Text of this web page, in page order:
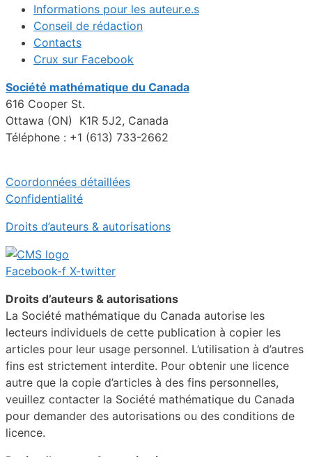
Informations pour les auteur.e.s
Conseil de rédaction
Contacts
Crux sur Facebook
Société mathématique du Canada
616 Cooper St.
Ottawa (ON) K1R 5J2, Canada
Téléphone : +1 (613) 733-2662
Coordonnées détaillées
Confidentialité
Droits d’auteurs & autorisations
Facebook-f X-twitter
Droits d’auteurs & autorisations
La Société mathématique du Canada autorise les
lecteurs individuels de cette publication à copier les
articles pour leur usage personnel. L’utilisation à d’autres
fins est strictement interdite. Pour obtenir une licence
autre que la copie d’articles à des fins personnelles,
veuillez contacter la Société mathématique du Canada
pour demander des autorisations ou des conditions de
licence.